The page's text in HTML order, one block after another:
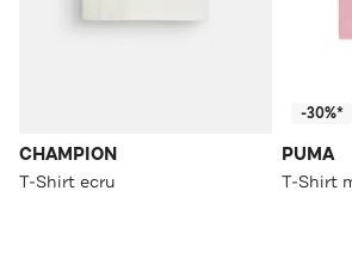
CHAMPION
T-Shirt ecru
-30%*
PUMA
T-Shirt